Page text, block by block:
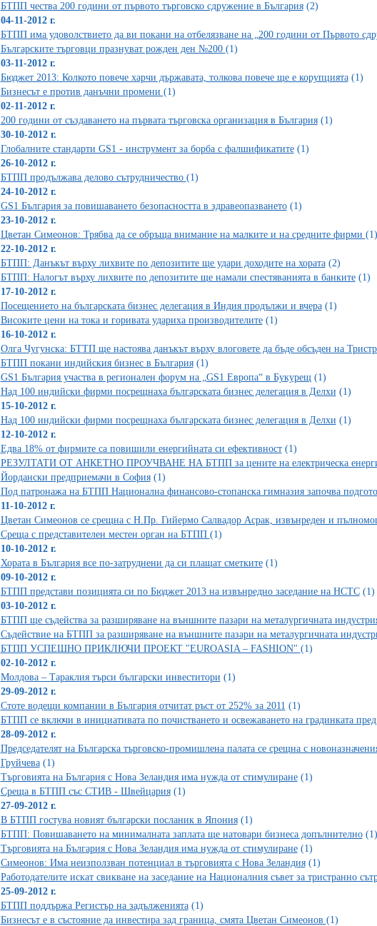
БТПП чества 200 години от първото търговско сдружение в България(2)
04-11-2012 г.
БТПП има удоволствието да ви покани на отбелязване на „200 години от Първото
Българските търговци празнуват рожден ден №200 (1)
03-11-2012 г.
Бюджет 2013: Колкото повече харчи държавата, толкова повече ще е корупцията(1)
Бизнесът е против данъчни промени (1)
02-11-2012 г.
200 години от създаването на първата търговска организация в България(1)
30-10-2012 г.
Глобалните стандарти GS1 - инструмент за борба с фалшификатите(1)
26-10-2012 г.
БТПП продължава делово сътрудничество (1)
24-10-2012 г.
GS1 България за повишаването безопасността в здравеопазването(1)
23-10-2012 г.
Цветан Симеонов: Трябва да се обръща внимание на малките и на средните фирми (1)
22-10-2012 г.
БТПП: Данъкът върху лихвите по депозитите ще удари доходите на хората(2)
БТПП: Налогът върху лихвите по депозитите ще намали спестяванията в банките(1)
17-10-2012 г.
Посещението на българската бизнес делегация в Индия продължи и вчера(1)
Високите цени на тока и горивата удариха производителите(1)
16-10-2012 г.
Олга Чугунска: БТТП ще настоява данъкът върху влоговете да бъде обсъден на
БТПП покани индийския бизнес в България(1)
GS1 България участва в регионален форум на „GS1 Европа“ в Букурещ(1)
Над 100 индийски фирми посрещнаха българската бизнес делегация в Делхи (1)
15-10-2012 г.
Над 100 индийски фирми посрещнаха българската бизнес делегация в Делхи (1)
12-10-2012 г.
Едва 18% от фирмите са повишили енергийната си ефективност(1)
РЕЗУЛТАТИ ОТ АНКЕТНО ПРОУЧВАНЕ НА БТПП за цените на електрическа
Йордански предприемачи в София(1)
Под патронажа на БТПП Национална финансово-стопанска гимназия започва
11-10-2012 г.
Цветан Симеонов се срещна с Н.Пр. Гийермо Салвадор Асрак, извънреден и
Среща с представителен местен орган на БТПП (1)
10-10-2012 г.
Хората в България все по-затруднени да си плащат сметките(1)
09-10-2012 г.
БТПП представи позицията си по Бюджет 2013 на извънредно заседание на НСТС(1)
03-10-2012 г.
БТПП ще съдейства за разширяване на външните пазари на металургичната
Съдействие на БТПП за разширяване на външните пазари на металургичната
БТПП УСПЕШНО ПРИКЛЮЧИ ПРОЕКТ "EUROASIA – FASHION" (1)
02-10-2012 г.
Молдова – Тараклия търси български инвеститори (1)
29-09-2012 г.
Стоте водещи компании в България отчитат ръст от 252% за 2011 (1)
БТПП се включи в инициативата по почистването и освежаването на градинката пред
28-09-2012 г.
Председателят на Българска търговско-промишлена палата се срещна с
Груйчева(1)
Търговията на България с Нова Зеландия има нужда от стимулиране(1)
Среща в БТПП със СТИВ - Швейцария(1)
27-09-2012 г.
В БТПП гостува новият български посланик в Япония(1)
БТПП: Повишаването на минималната заплата ще натовари бизнеса допълнително(1)
Търговията на България с Нова Зеландия има нужда от стимулиране(1)
Симеонов: Има неизползван потенциал в търговията с Нова Зеландия(1)
Работодателите искат свикване на заседание на Националния съвет за тристранно
25-09-2012 г.
БТПП поддържа Регистър на задълженията(1)
Бизнесът е в състояние да инвестира зад граница, смята Цветан Симеонов (1)